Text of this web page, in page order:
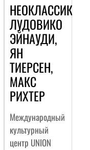
НЕОКЛАССИКА:
ЛУДОВИКО
ЭЙНАУДИ,
ЯН
ТИЕРСЕН,
МАКС
РИХТЕР
Международный
культурный
центр UNION